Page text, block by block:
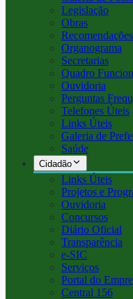
Legislação
Obras
Organograma
Secretarias
Quadro
Ouvidoria
Perguntas
Telefones Úteis
Links Úteis
Galeria de
Saúde
Cidadão
Links Úteis
Projetos e
Ouvidoria
Concursos
Diário Oficial
Transparência
e-SIC
Serviços
Portal do
Central 156